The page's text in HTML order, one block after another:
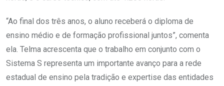
“Ao final dos três anos, o aluno receberá o diploma de
ensino médio e de formação profissional juntos”, comenta
ela. Telma acrescenta que o trabalho em conjunto com o
Sistema S representa um importante avanço para a rede
estadual de ensino pela tradição e expertise das entidades